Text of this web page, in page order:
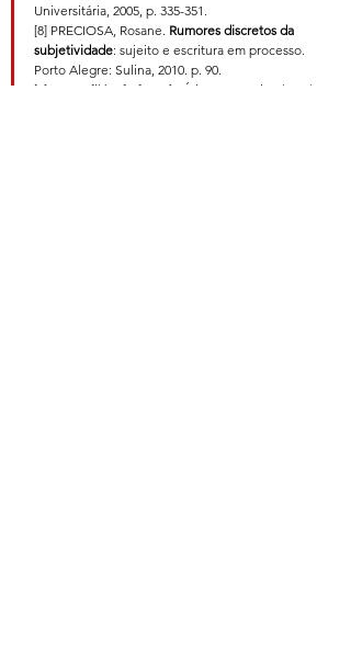
Universitária, 2005, p. 335-351.
[8] PRECIOSA, Rosane. Rumores discretos da
subjetividade: sujeito e escritura em processo.
Porto Alegre: Sulina, 2010. p. 90.
[9] Para o filósofo francês Étienne Souriau (2015),